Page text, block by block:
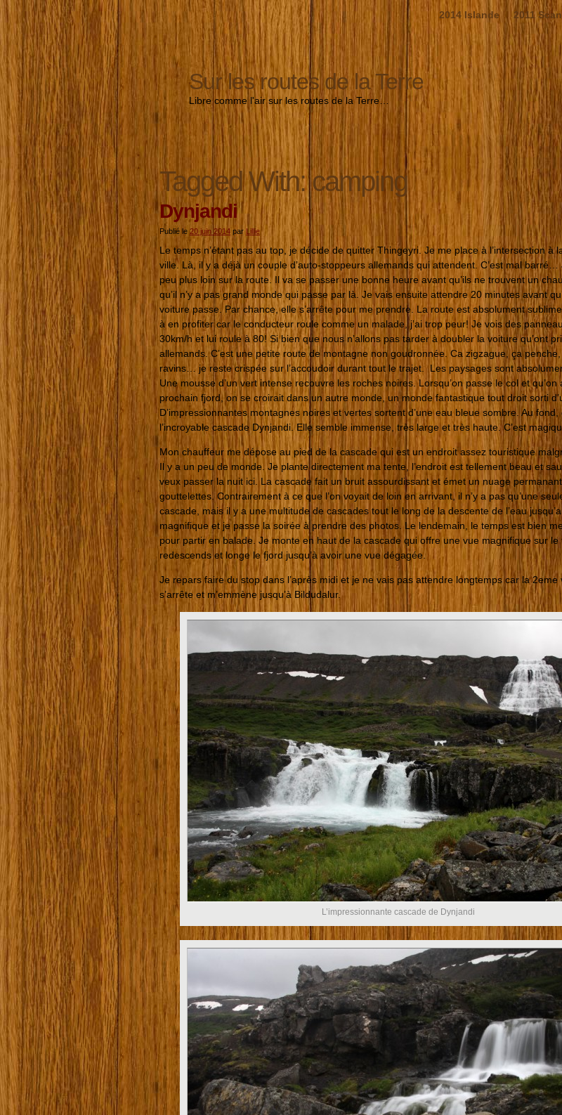
2014 Islande 2011
Sur les routes de la Terre
Libre comme l'air sur les routes de la Terre…
Tagged With:camping
Dynjandi
Publié le 20 juin 2014 par Lillie
Le temps n’étant pas au top, je décide de quitter Thingeyri. Je me place à l’intersection à
ville. Là, il y a déjà un couple d’auto-stoppeurs allemands qui attendent. C’est mal barré…
peu plus loin sur la route. Il va se passer une bonne heure avant qu’ils ne trouvent un
qu’il n’y a pas grand monde qui passe par là. Je vais ensuite attendre 20 minutes avant
voiture passe. Par chance, elle s’arrête pour me prendre. La route est absolument
à en profiter car le conducteur roule comme un malade, j’ai trop peur! Je vois des
30km/h et lui roule à 80! Si bien que nous n’allons pas tarder à doubler la voiture qu’ont
allemands. C’est une petite route de montagne non goudronnée. Ca zigzague, ça
ravins… je reste crispée sur l’accoudoir durant tout le trajet. Les paysages sont
Une mousse d’un vert intense recouvre les roches noires. Lorsqu’on passe le col et qu’on
prochain fjord, on se croirait dans un autre monde, un monde fantastique tout droit sorti
D’impressionnantes montagnes noires et vertes sortent d’une eau bleue sombre. Au
l’incroyable cascade Dynjandi. Elle semble immense, très large et très haute. C’est
Mon chauffeur me dépose au pied de la cascade qui est un endroit assez touristique
Il y a un peu de monde. Je plante directement ma tente, l’endroit est tellement beau et
veux passer la nuit ici. La cascade fait un bruit assourdissant et émet un nuage
gouttelettes. Contrairement à ce que l’on voyait de loin en arrivant, il n’y a pas qu’une
cascade, mais il y a une multitude de cascades tout le long de la descente de l’eau
magnifique et je passe la soirée à prendre des photos. Le lendemain, le temps est bien
pour partir en balade. Je monte en haut de la cascade qui offre une vue magnifique sur le
redescends et longe le fjord jusqu’à avoir une vue dégagée.
Je repars faire du stop dans l’après midi et je ne vais pas attendre longtemps car la 2eme
s’arrête et m’emmène jusqu’à Bildudalur.
L’impressionnante cascade de Dynjandi